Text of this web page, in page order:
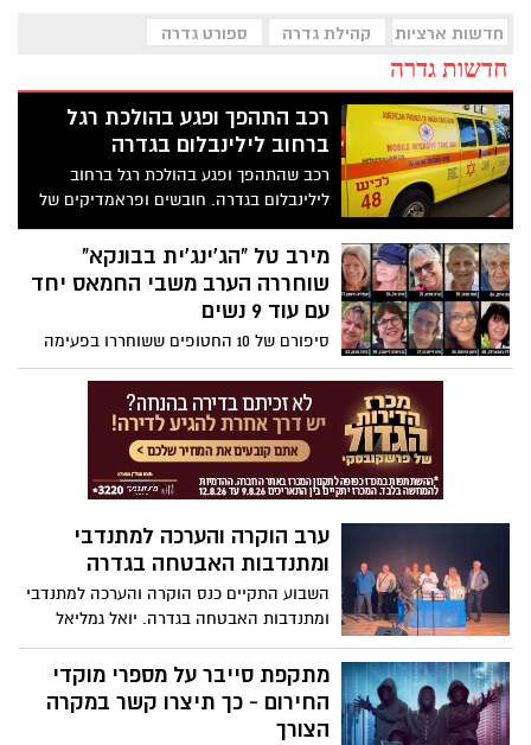
חדשות ארציות קהילת גדרה ספורט גדרה
חדשות גדרה
רכב התהפך ופגע בהולכת רגל
ברחוב לילינבלום בגדרה
רכב שהתהפך ופגע בהולכת רגל ברחוב
לילינבלום בגדרה. חובשים ופראמדיקים של
מד"א העניקו טיפול רפואי ופינו לבי"ח קפלן,
3 פצועים בהם: 2 נשים כבנות 70 במצב בינוני
ו-1 במצב קל
מירב טל "הג'ינג'ית בבונקא"
שוחררה הערב משבי החמאס יחד
עם עוד 9 נשים
סיפורם של 10 החטופים ששוחררו בפעימה
החמישית היום (שלישי) בשעה 20:00 לאחר
שנחטפו מבתיהם ב7 באוקטובר והיו בשבי
תאילנדים . הם שוחררו במסגרת הפסקת אש
בשבי נותרו 167 חטופים. הערב שוחררו משבי
החמאס גבריאלה ומיאה ליימברג ואחותה של
עדה שגיא ותמר מצגר נורלין (נטלי)
באבאדילה אגוג'ו מירב טל ורימון קירשט ברוך
שובכם
ערב הוקרה והערכה למתנדבי
ומתנדבות האבטחה בגדרה
השבוע התקיים כנס הוקרה והערכה למתנדבי
ומתנדבות האבטחה בגדרה. יואל גמליאל
ראש המועצה: "בעת הזו התגלתה תושייתה
ועוצמתה של החברה הישראלית בכלל ושל
קהילת גדרה בפרט. תודה לכל אחת ואחד
מכם/ן על ההירתמות המלאה. יחד ננצח"
מתקפת סייבר על מספרי מוקדי
החירום - כך תיצרו קשר במקרה
הצורך